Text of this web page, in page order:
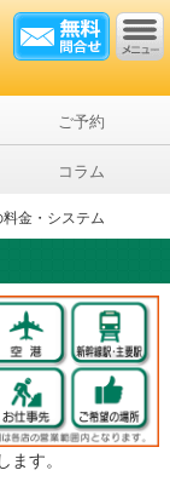
ご予約
コラム
金・システム
す。